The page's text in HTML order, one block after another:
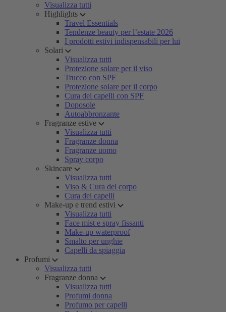
Visualizza tutti
Highlights
Travel Essentials
Tendenze beauty per l’estate 2026
I prodotti estivi indispensabili per lui
Solari
Visualizza tutti
Protezione solare per il viso
Trucco con SPF
Protezione solare per il corpo
Cura dei capelli con SPF
Doposole
Autoabbronzante
Fragranze estive
Visualizza tutti
Fragranze donna
Fragranze uomo
Spray corpo
Skincare
Visualizza tutti
Viso & Cura del corpo
Cura dei capelli
Make-up e trend estivi
Visualizza tutti
Face mist e spray fissanti
Make-up waterproof
Smalto per unghie
Capelli da spiaggia
Profumi
Visualizza tutti
Fragranze donna
Visualizza tutti
Profumi donna
Profumo per capelli